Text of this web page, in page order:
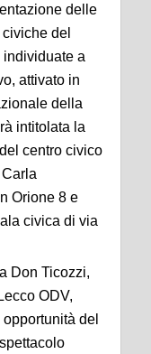
delle
del
a
attivato in
della
intitolata la
centro civico
Orione 8 e
civica di via
Don Ticozzi,
ODV,
del